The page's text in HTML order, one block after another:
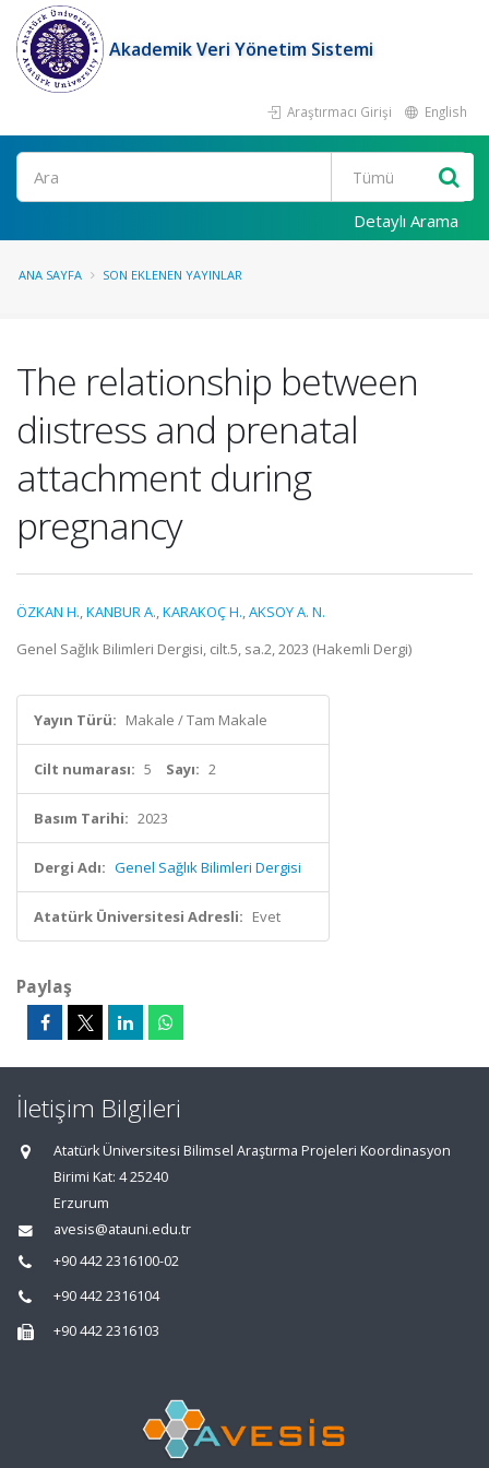
Akademik Veri Yönetim Sistemi
Araştırmacı Girişi English
Ara
Detaylı Arama
ANA SAYFA SON EKLENEN YAYINLAR
The relationship between
diıstress and prenatal
attachment during
pregnancy
ÖZKAN H.,KANBUR A.,KARAKOÇ H.,AKSOY A. N.
Genel Sağlık Bilimleri Dergisi, cilt.5, sa.2, 2023 (Hakemli Dergi)
Yayın Türü: Makale / Tam Makale
Cilt numarası: 5 Sayı: 2
Basım Tarihi: 2023
Dergi Adı: Genel Sağlık Bilimleri Dergisi
Atatürk Üniversitesi Adresli: Evet
Paylaş
İletişim Bilgileri
Atatürk Üniversitesi Bilimsel Araştırma Projeleri Koordinasyon
Birimi Kat: 4 25240
Erzurum
avesis@atauni.edu.tr
+90 442 2316100-02
+90 442 2316104
+90 442 2316103